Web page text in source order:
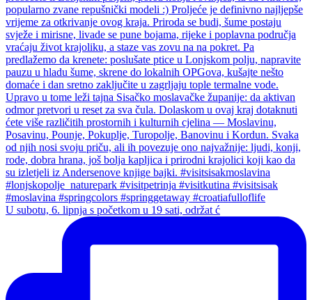
U subotu, 6. lipnja s početkom u 19 sati, održat ć